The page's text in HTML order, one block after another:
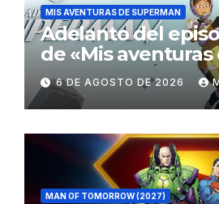
MIS AVENTURAS DE SUPERMAN
Adelanto del
de «Mis aventuras
Superman»
6 DE AGOSTO DE 2026
MAN OF TOMORROW (2027)